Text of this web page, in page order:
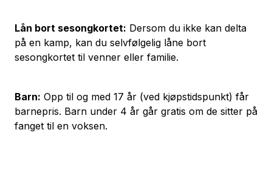
Lån bort sesongkortet: Dersom du ikke kan delta
på en kamp, kan du selvfølgelig låne bort
sesongkortet til venner eller familie.
Barn: Opp til og med 17 år (ved kjøpstidspunkt) får
barnepris. Barn under 4 år går gratis om de sitter på
fanget til en voksen.